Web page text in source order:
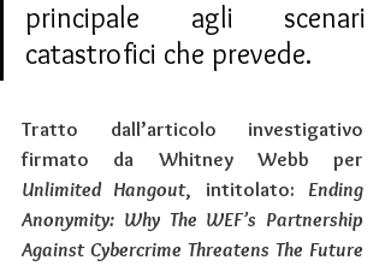
principale agli scenari
catastrofici che prevede.
Tratto dall’articolo investigativo
Unlimited Hangout, intitolato: Ending
Anonymity: Why The WEF’s Partnership
Against Cybercrime Threatens The Future